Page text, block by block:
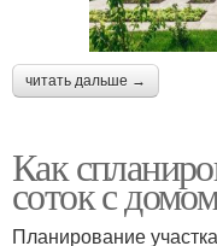
читать дальше →
Как
соток с
Планирование